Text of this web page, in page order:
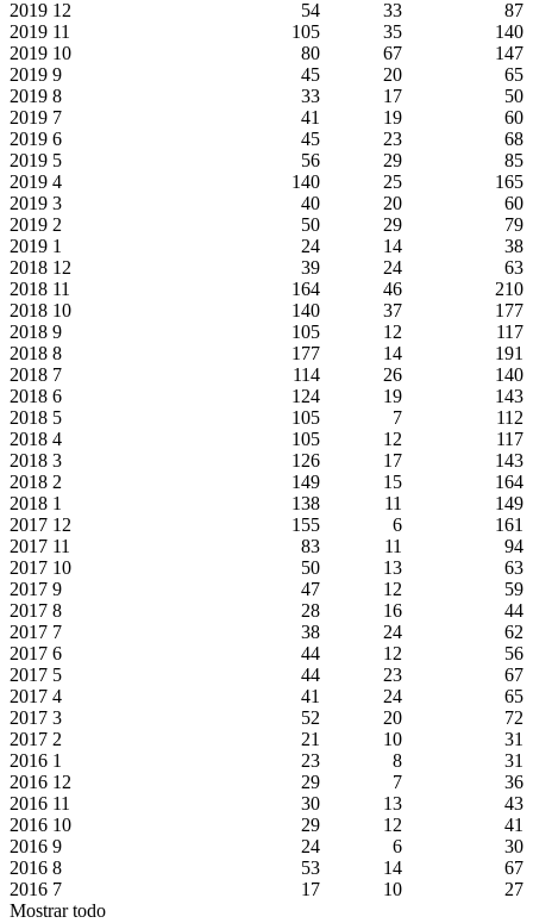
2019 12 54 33
87
2019 11 105 35
140
2019 10 80 67
147
2019 9 45 20
65
2019 8 33 17
50
2019 7 41 19
60
2019 6 45 23
68
2019 5 56 29
85
2019 4 140 25
165
2019 3 40 20
60
2019 2 50 29
79
2019 1 24 14
38
2018 12 39 24
63
2018 11 164 46
210
2018 10 140 37
177
2018 9 105 12
117
2018 8 177 14
191
2018 7 114 26
140
2018 6 124 19
143
2018 5 105 7
112
2018 4 105 12
117
2018 3 126 17
143
2018 2 149 15
164
2018 1 138 11
149
2017 12 155 6
161
2017 11 83 11
94
2017 10 50 13
63
2017 9 47 12
59
2017 8 28 16
44
2017 7 38 24
62
2017 6 44 12
56
2017 5 44 23
67
2017 4 41 24
65
2017 3 52 20
72
2017 2 21 10
31
2016 1 23 8
31
2016 12 29 7
36
2016 11 30 13
43
2016 10 29 12
41
2016 9 24 6
30
2016 8 53 14
67
2016 7 17 10
27
Mostrar todo